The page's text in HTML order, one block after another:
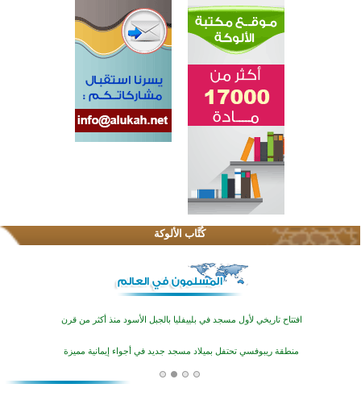
كُتَّاب الألوكة
اختتام الدورة التاسعة لمسابقة حفظ وتلاوة القرآن الكريم في أزناكاييف
تيسليتش تختتم برنامجا تعليميا لتعزيز القيم وبناء الشخصية للشباب المسلمين
اختتام منافسات قرآنية متميزة في بنغلاديش بمشاركة 3000 متسابق
أكبر مشروع إسلامي في ريف أستراليا يفتتح أبوابه بعد سنوات من العمل والعطاء